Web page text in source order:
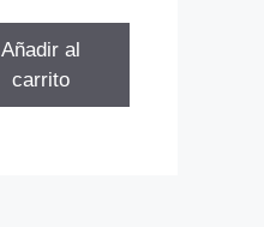
era:
Añadir al
carrito